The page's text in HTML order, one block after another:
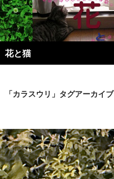
コ
ン
テ
ン
ツ
へ
花と猫
検
索
「カラスウリ」タグアーカイブ